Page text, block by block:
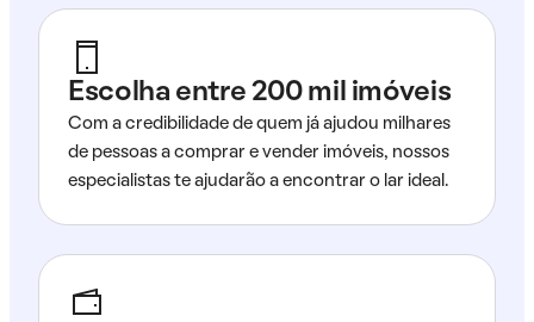
Escolha entre 200 mil imóveis
Com a credibilidade de quem já ajudou milhares
de pessoas a comprar e vender imóveis, nossos
especialistas te ajudarão a encontrar o lar ideal.